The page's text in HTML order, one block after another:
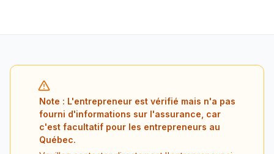
Note : L'entrepreneur est vérifié mais n'a pas
fourni d'informations sur l'assurance, car
c'est facultatif pour les entrepreneurs au
Québec.